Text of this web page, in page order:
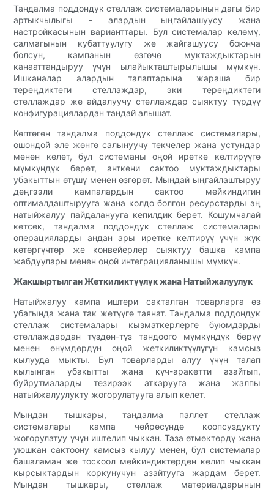
Тандалма поддондук стеллаж системаларынын дагы бир
артыкчылыгы - алардын ыңгайлашуусу жана
настройкасынын варианттары. Бул системалар көлөмү,
салмагынын кубаттуулугу же жайгашуусу боюнча
болсун, кампанын өзгөчө муктаждыктарын
канааттандыруу үчүн ылайыкташтырылышы мүмкүн.
Ишканалар алардын талаптарына жараша бир
тереңдиктеги стеллаждар, эки тереңдиктеги
стеллаждар же айдалуучу стеллаждар сыяктуу түрдүү
конфигурациялардан тандай алышат.
Көптөгөн тандалма поддондук стеллаж системалары,
ошондой эле жөнгө салынуучу текчелер жана устундар
менен келет, бул системаны оңой иретке келтирүүгө
мүмкүндүк берет, анткени сактоо муктаждыктары
убакыттын өтүшү менен өзгөрөт. Мындай ыңгайлаштыруу
деңгээли кампалардын сактоо мейкиндигин
оптималдаштырууга жана колдо болгон ресурстарды эң
натыйжалуу пайдаланууга кепилдик берет. Кошумчалай
кетсек, тандалма поддондук стеллаж системалары
операцияларды андан ары иретке келтирүү үчүн жүк
көтөргүчтөр же конвейерлер сыяктуу башка кампа
жабдуулары менен оңой интеграцияланышы мүмкүн.
Жакшыртылган Жеткиликтүүлүк жана Натыйжалуулук
Натыйжалуу кампа иштери сакталган товарларга өз
убагында жана так жетүүгө таянат. Тандалма поддондук
стеллаж системалары кызматкерлерге буюмдарды
стеллаждардан түздөн-түз тандоого мүмкүндүк берүү
менен өнүмдөрдүн оңой жеткиликтүүлүгүн камсыз
кылууда мыкты. Бул товарларды алуу үчүн талап
кылынган убакытты жана күч-аракетти азайтып,
буйрутмаларды тезирээк аткарууга жана жалпы
натыйжалуулукту жогорулатууга алып келет.
Мындан тышкары, тандалма паллет стеллаж
системалары кампа чөйрөсүндө коопсуздукту
жогорулатуу үчүн иштелип чыккан. Таза өтмөктөрдү жана
уюшкан сактоону камсыз кылуу менен, бул системалар
башаламан же тоскоол мейкиндиктерден келип чыккан
кырсыктардын коркунучун азайтууга жардам берет.
Мындан тышкары, стеллаж материалдарынын